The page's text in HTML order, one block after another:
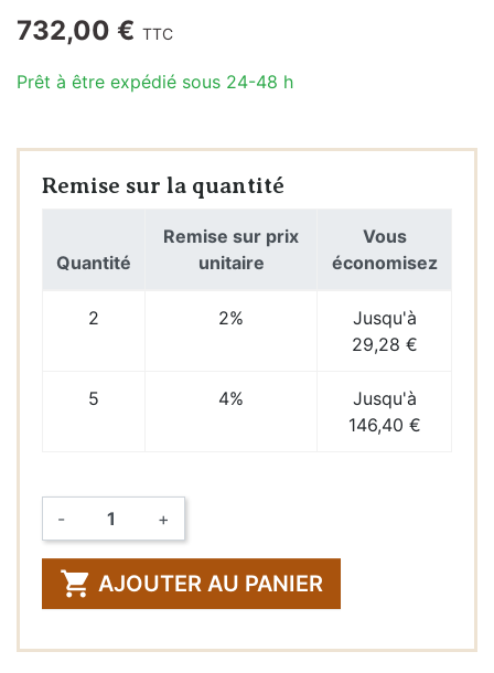
732,00 € TTC
Prêt à être expédié sous 24-48 h
Remise sur la quantité
Quantité
Remise sur prix
unitaire
Vous
économisez
2 2%
Jusqu'à
29,28 €
5 4%
Jusqu'à
146,40 €
Quantité
- +
 AJOUTER AU PANIER